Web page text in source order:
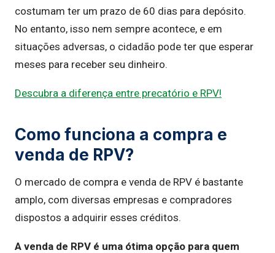
costumam ter um prazo de 60 dias para depósito.
No entanto, isso nem sempre acontece, e em
situações adversas, o cidadão pode ter que esperar
meses para receber seu dinheiro.
Descubra a diferença entre precatório e RPV!
Como funciona a compra e
venda de RPV?
O mercado de compra e venda de RPV é bastante
amplo, com diversas empresas e compradores
dispostos a adquirir esses créditos.
A venda de RPV é uma ótima opção para quem